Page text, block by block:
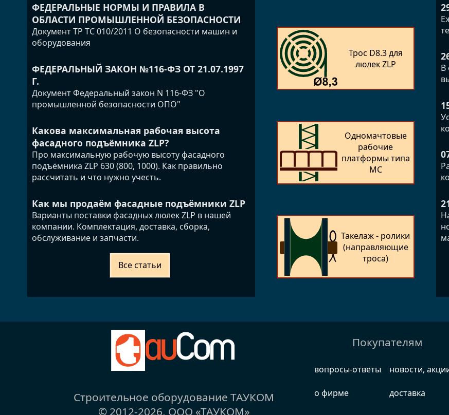
ФЕДЕРАЛЬНЫЕ НОРМЫ И ПРАВИЛА В
ОБЛАСТИ ПРОМЫШЛЕННОЙ БЕЗОПАСНОСТИ
Документ ТР ТС 010/2011 О безопасности машин и
оборудования
ФЕДЕРАЛЬНЫЙ ЗАКОН №116-ФЗ ОТ 21.07.1997
Г.
Документ Федеральный закон N 116-ФЗ "О
промышленной безопасности ОПО"
Какова максимальная рабочая высота
фасадного подъёмника ZLP?
Про максимальную рабочую высоту фасадного
подъёмника ZLP 630 (800, 1000). Как правильно
рассчитать и что нужно учесть.
Как мы продаём фасадные подъёмники ZLP
Варианты поставки фасадных люлек ZLP в нашей
компании. Комплектация, доставка, сборка,
обслуживание и запчасти.
Все статьи
Трос D8.3 для
люлек ZLP
Одномачтовые
рабочие
платформы типа
MC
Такелаж - ролики
(направляющие
троса)
В
Строительное оборудование ТАУКОМ
© 2012-2026, ООО «ТАУКОМ»
Покупателям
вопросы-ответы
о фирме
новости,
доставка